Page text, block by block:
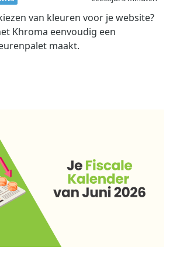
van kleuren voor je website?
Khroma eenvoudig een
maakt.